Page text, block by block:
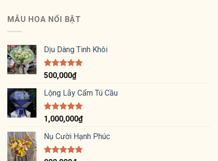
MẪU HOA NỔI BẬT
Dịu Dàng Tinh Khôi
Được xếp
hạng
5.00
5 sao
500,000₫
Lộng Lẫy Cẩm Tú Cầu
Được xếp
hạng 5.00
5 sao
1,000,000₫
Nụ Cười Hạnh Phúc